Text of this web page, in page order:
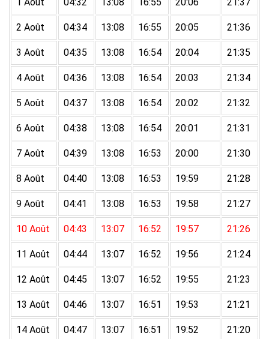
2 Août 04:34 13:08 16:55 20:05 21:36
3 Août 04:35 13:08 16:54 20:04 21:35
4 Août 04:36 13:08 16:54 20:03 21:34
5 Août 04:37 13:08 16:54 20:02 21:32
6 Août 04:38 13:08 16:54 20:01 21:31
7 Août 04:39 13:08 16:53 20:00 21:30
8 Août 04:40 13:08 16:53 19:59 21:28
9 Août 04:41 13:08 16:53 19:58 21:27
10 Août 04:43 13:07 16:52 19:57 21:26
11 Août 04:44 13:07 16:52 19:56 21:24
12 Août 04:45 13:07 16:52 19:55 21:23
13 Août 04:46 13:07 16:51 19:53 21:21
14 Août 04:47 13:07 16:51 19:52 21:20